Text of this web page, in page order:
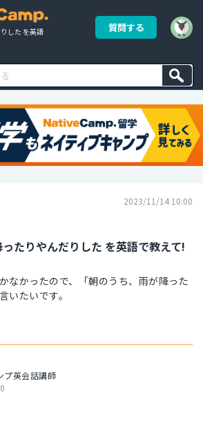
した を英語
質問する
2023/11/14 10:00
たりやんだりした を英語で教えて!
なかったので、「朝のうち、雨が降った
いたいです。
プ英会話講師